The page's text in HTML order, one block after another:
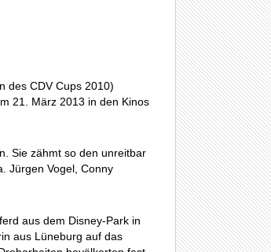
des CDV Cups 2010)
21. März 2013 in den Kinos
Sie zähmt so den unreitbar
Jürgen Vogel, Conny
aus dem Disney-Park in
aus Lüneburg auf das